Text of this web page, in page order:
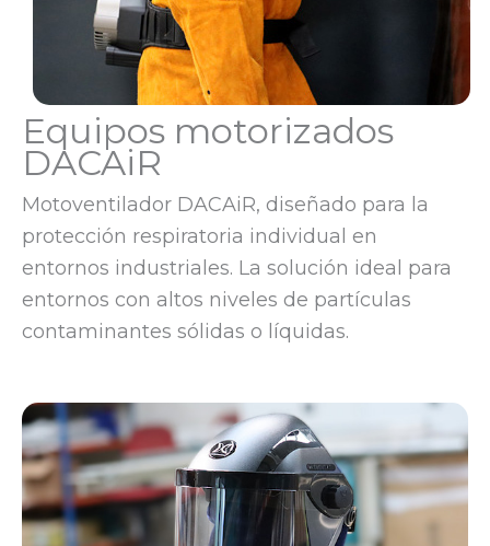
Equipos motorizados
DACAiR
Motoventilador DACAiR, diseñado para la
protección respiratoria individual en
entornos industriales. La solución ideal para
entornos con altos niveles de partículas
contaminantes sólidas o líquidas.